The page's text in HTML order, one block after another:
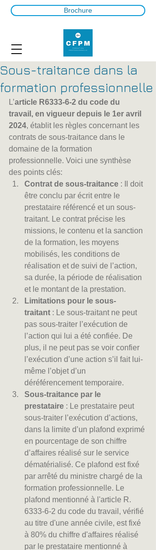
Brochure
Sous-traitance dans la
formation professionnelle
L’article R6333-6-2 du code du
travail, en vigueur depuis le 1er avril
2024, établit les règles concernant les
contrats de sous-traitance dans le
domaine de la formation
professionnelle. Voici une synthèse
des points clés:
Contrat de sous-traitance : Il doit
être conclu par écrit entre le
prestataire référencé et un sous-
traitant. Le contrat précise les
missions, le contenu et la sanction
de la formation, les moyens
mobilisés, les conditions de
réalisation et de suivi de l’action,
sa durée, la période de réalisation
et le montant de la prestation.
Limitations pour le sous-
traitant : Le sous-traitant ne peut
pas sous-traiter l’exécution de
l’action qui lui a été confiée. De
plus, il ne peut pas se voir confier
l’exécution d’une action s’il fait lui-
même l’objet d’un
déréférencement temporaire.
Sous-traitance par le
prestataire : Le prestataire peut
sous-traiter l’exécution d’actions,
dans la limite d’un plafond exprimé
en pourcentage de son chiffre
d’affaires réalisé sur le service
dématérialisé. Ce plafond est fixé
par arrêté du ministre chargé de la
formation professionnelle. Le
plafond mentionné à l'article R.
6333-6-2 du code du travail, vérifié
au titre d'une année civile, est fixé
à 80% du chiffre d'affaires réalisé
par le prestataire mentionné à